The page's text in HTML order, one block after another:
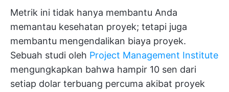
Metrik ini tidak hanya membantu Anda
memantau kesehatan proyek; tetapi juga
membantu mengendalikan biaya proyek.
Sebuah studi oleh Project Management Institute
mengungkapkan bahwa hampir 10 sen dari
setiap dolar terbuang percuma akibat proyek